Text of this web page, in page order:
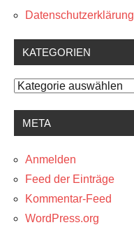
Datenschutzerklärung
KATEGORIEN
Kategorien
META
Anmelden
Feed der Einträge
Kommentar-Feed
WordPress.org